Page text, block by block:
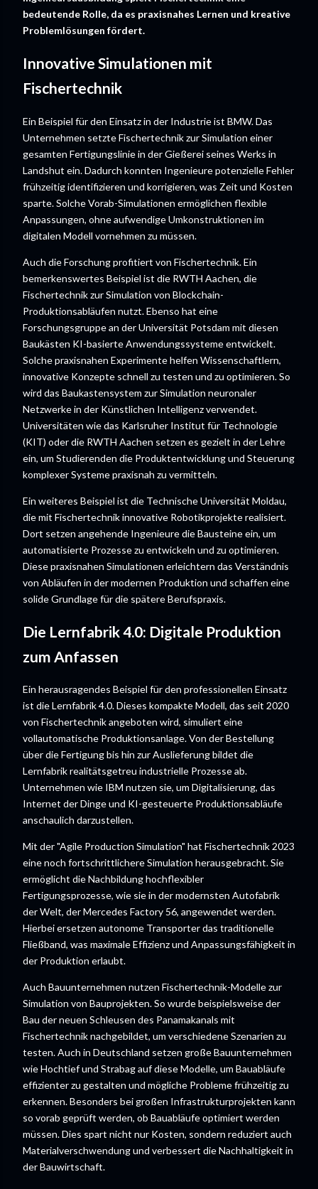
bedeutende Rolle, da es praxisnahes Lernen und kreative
Problemlösungen fördert.
Innovative Simulationen mit
Fischertechnik
Ein Beispiel für den Einsatz in der Industrie ist BMW. Das
Unternehmen setzte Fischertechnik zur Simulation einer
gesamten Fertigungslinie in der Gießerei seines Werks in
Landshut ein. Dadurch konnten Ingenieure potenzielle Fehler
frühzeitig identifizieren und korrigieren, was Zeit und Kosten
sparte. Solche Vorab-Simulationen ermöglichen flexible
Anpassungen, ohne aufwendige Umkonstruktionen im
digitalen Modell vornehmen zu müssen.
Auch die Forschung profitiert von Fischertechnik. Ein
bemerkenswertes Beispiel ist die RWTH Aachen, die
Fischertechnik zur Simulation von Blockchain-
Produktionsabläufen nutzt. Ebenso hat eine
Forschungsgruppe an der Universität Potsdam mit diesen
Baukästen KI-basierte Anwendungssysteme entwickelt.
Solche praxisnahen Experimente helfen Wissenschaftlern,
innovative Konzepte schnell zu testen und zu optimieren. So
wird das Baukastensystem zur Simulation neuronaler
Netzwerke in der Künstlichen Intelligenz verwendet.
Universitäten wie das Karlsruher Institut für Technologie
(KIT) oder die RWTH Aachen setzen es gezielt in der Lehre
ein, um Studierenden die Produktentwicklung und Steuerung
komplexer Systeme praxisnah zu vermitteln.
Ein weiteres Beispiel ist die Technische Universität Moldau,
die mit Fischertechnik innovative Robotikprojekte realisiert.
Dort setzen angehende Ingenieure die Bausteine ein, um
automatisierte Prozesse zu entwickeln und zu optimieren.
Diese praxisnahen Simulationen erleichtern das Verständnis
von Abläufen in der modernen Produktion und schaffen eine
solide Grundlage für die spätere Berufspraxis.
Die Lernfabrik 4.0: Digitale Produktion
zum Anfassen
Ein herausragendes Beispiel für den professionellen Einsatz
ist die Lernfabrik 4.0. Dieses kompakte Modell, das seit 2020
von Fischertechnik angeboten wird, simuliert eine
vollautomatische Produktionsanlage. Von der Bestellung
über die Fertigung bis hin zur Auslieferung bildet die
Lernfabrik realitätsgetreu industrielle Prozesse ab.
Unternehmen wie IBM nutzen sie, um Digitalisierung, das
Internet der Dinge und KI-gesteuerte Produktionsabläufe
anschaulich darzustellen.
Mit der "Agile Production Simulation" hat Fischertechnik 2023
eine noch fortschrittlichere Simulation herausgebracht. Sie
ermöglicht die Nachbildung hochflexibler
Fertigungsprozesse, wie sie in der modernsten Autofabrik
der Welt, der Mercedes Factory 56, angewendet werden.
Hierbei ersetzen autonome Transporter das traditionelle
Fließband, was maximale Effizienz und Anpassungsfähigkeit in
der Produktion erlaubt.
Auch Bauunternehmen nutzen Fischertechnik-Modelle zur
Simulation von Bauprojekten. So wurde beispielsweise der
Bau der neuen Schleusen des Panamakanals mit
Fischertechnik nachgebildet, um verschiedene Szenarien zu
testen. Auch in Deutschland setzen große Bauunternehmen
wie Hochtief und Strabag auf diese Modelle, um Bauabläufe
effizienter zu gestalten und mögliche Probleme frühzeitig zu
erkennen. Besonders bei großen Infrastrukturprojekten kann
so vorab geprüft werden, ob Bauabläufe optimiert werden
müssen. Dies spart nicht nur Kosten, sondern reduziert auch
Materialverschwendung und verbessert die Nachhaltigkeit in
der Bauwirtschaft.